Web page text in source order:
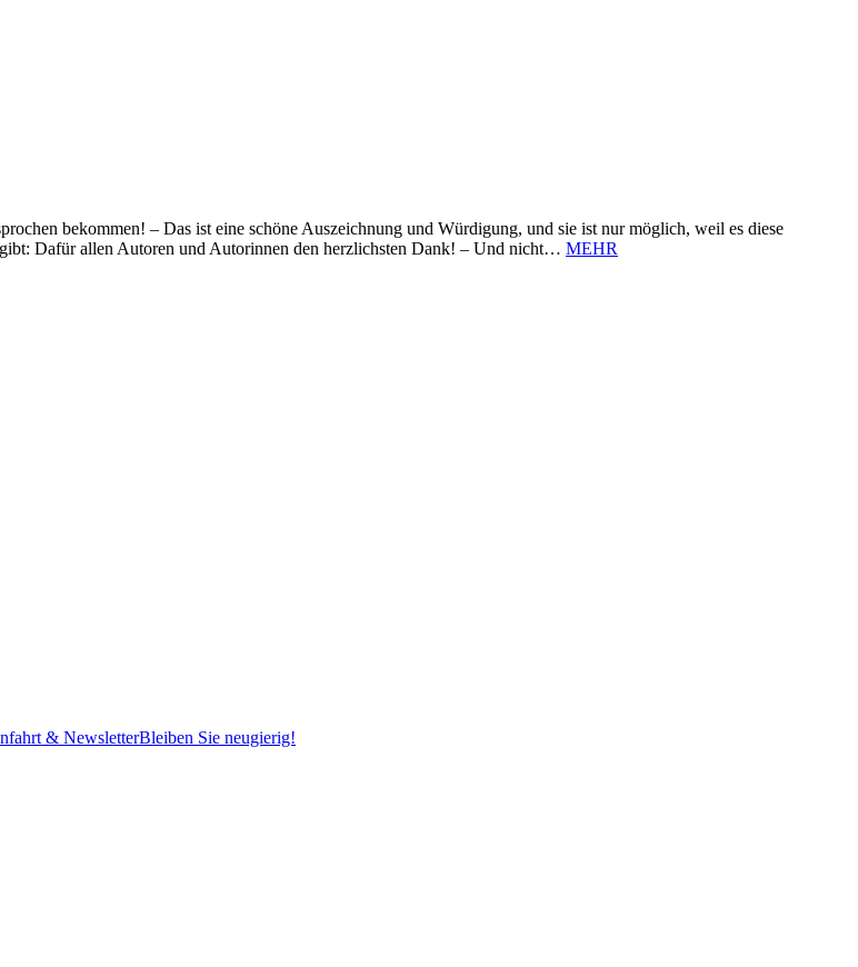
bekommen! – Das ist eine schöne Auszeichnung und Würdigung, und sie ist nur möglich, weil es diese
Dafür allen Autoren und Autorinnen den herzlichsten Dank! – Und nicht… MEHR
& NewsletterBleiben Sie neugierig!